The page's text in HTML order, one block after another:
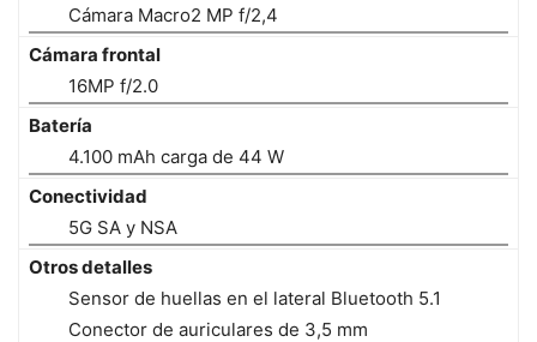
Cámara Macro2 MP f/2,4
Cámara frontal
16MP f/2.0
Batería
4.100 mAh carga de 44 W
Conectividad
5G SA y NSA
Otros detalles
Sensor de huellas en el lateral Bluetooth 5.1
Conector de auriculares de 3,5 mm